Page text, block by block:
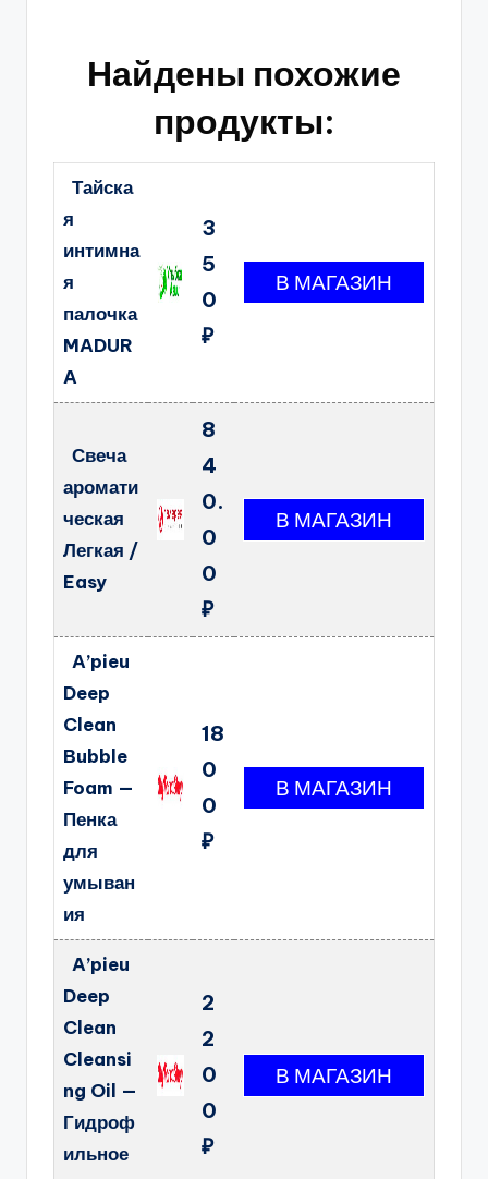
Найдены похожие
продукты:
Тайска
я
интимна
я
палочка
MADUR
A
3
5
0
₽
Свеча
аромати
ческая
Легкая /
Easy
8
4
0.
0
0
₽
A’pieu
Deep
Clean
Bubble
Foam —
Пенка
для
умыван
ия
18
0
0
₽
A’pieu
Deep
Clean
Cleansi
ng Oil —
Гидроф
ильное
2
2
0
0
₽